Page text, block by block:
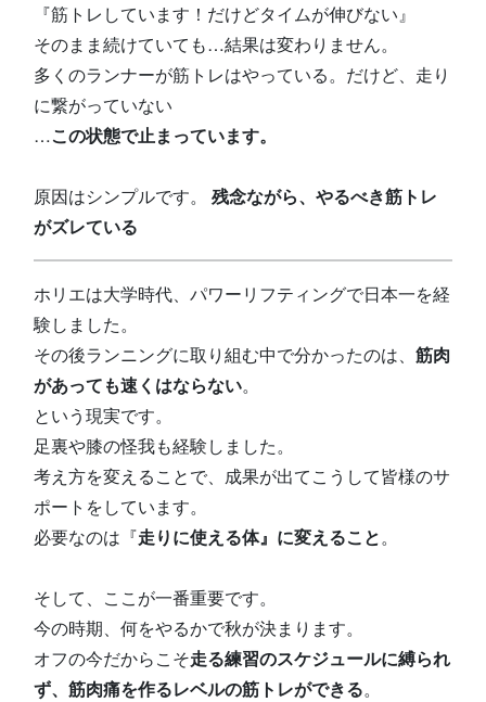
体験予約する TELする
『筋トレしています！だけどタイムが伸びない』
そのまま続けていても…結果は変わりません。
多くのランナーが筋トレはやっている。だけど、走り
に繋がっていない
…この状態で止まっています。
原因はシンプルです。 残念ながら、やるべき筋トレ
がズレている
ホリエは大学時代、パワーリフティングで日本一を経
験しました。
その後ランニングに取り組む中で分かったのは、 筋肉
があっても速くはならない。
という現実です。
足裏や膝の怪我も経験しました。
考え方を変えることで、成果が出てこうして皆様のサ
ポートをしています。
必要なのは『走りに使える体』に変えること。
そして、ここが一番重要です。
今の時期、何をやるかで秋が決まります。
オフの今だからこそ走る練習のスケジュールに縛られ
ず、筋肉痛を作るレベルの筋トレができる。